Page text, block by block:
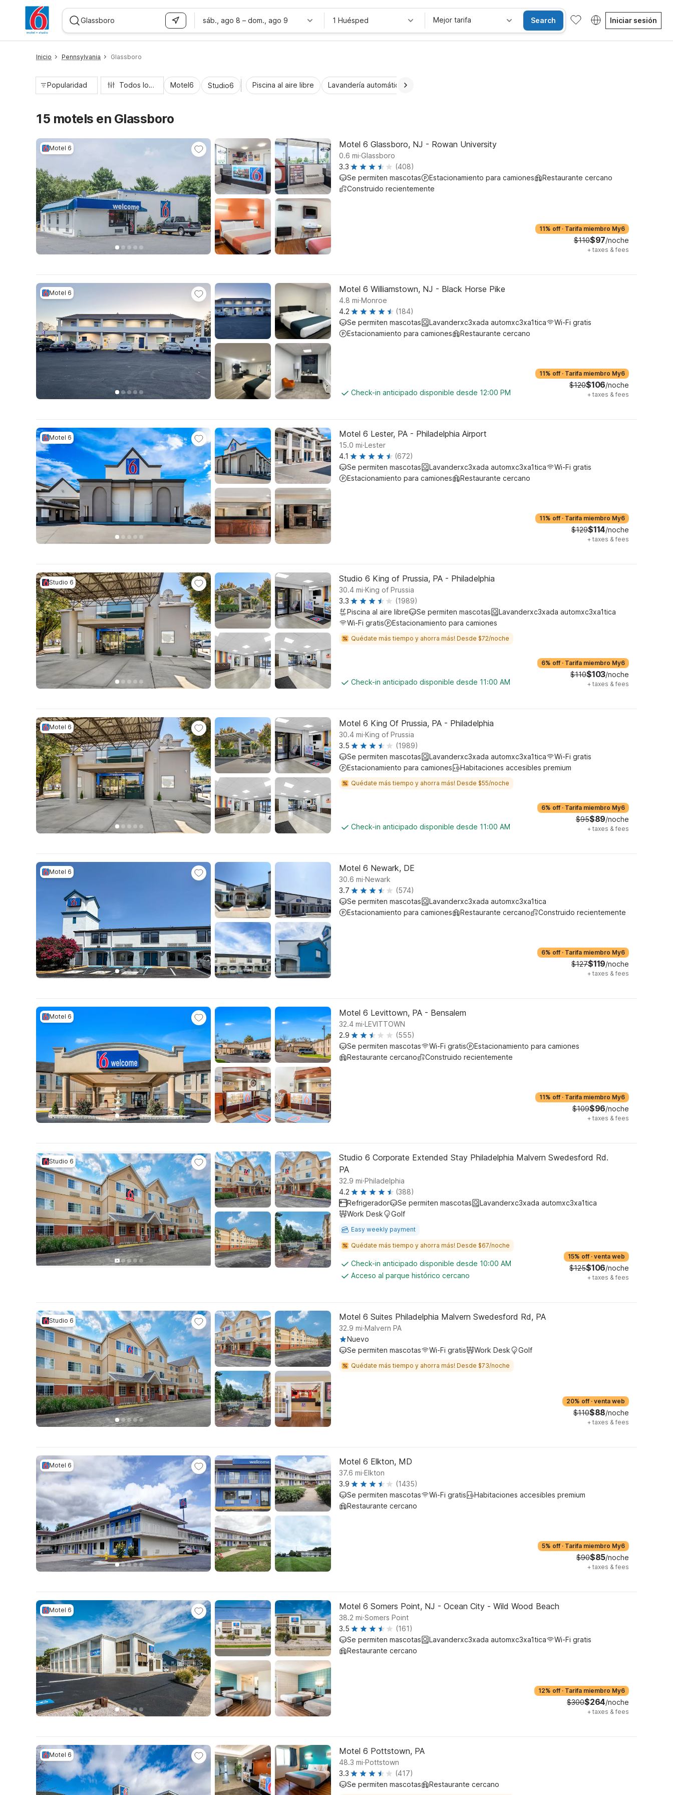
sáb., ago 8 – dom., ago 9 1 Huésped Mejor tarifa Search Iniciar sesión
Inicio Pennsylvania Glassboro
Popularidad Todos los filtros Motel6 Studio6 Piscina al aire libre Lavandería automática
15 motels en Glassboro
Motel 6 Motel 6 Glassboro, NJ - Rowan University
0.6 mi.Glassboro
3.3
(408)
Se permiten mascotas
Estacionamiento para camiones
Restaurante cercano
Construido recientemente
11% off · Tarifa miembro My6
$110$97/noche
+ taxes & fees
Motel 6 Motel 6 Williamstown, NJ - Black Horse Pike
4.8 mi.Monroe
4.2
(184)
Se permiten mascotas
Lavanderxc3xada automxc3xa1tica
Wi-Fi gratis
Estacionamiento para camiones
Restaurante cercano
Check-in anticipado disponible desde 12:00 PM
11% off · Tarifa miembro My6
$120$106/noche
+ taxes & fees
Motel 6 Motel 6 Lester, PA - Philadelphia Airport
15.0 mi.Lester
4.1
(672)
Se permiten mascotas
Lavanderxc3xada automxc3xa1tica
Wi-Fi gratis
Estacionamiento para camiones
Restaurante cercano
11% off · Tarifa miembro My6
$129$114/noche
+ taxes & fees
Studio 6 Studio 6 King of Prussia, PA - Philadelphia
30.4 mi.King of Prussia
3.3
(1989)
Piscina al aire libre
Se permiten mascotas
Lavanderxc3xada automxc3xa1tica
Wi-Fi gratis
Estacionamiento para camiones
Quédate más tiempo y ahorra más! Desde $72/noche
Check-in anticipado disponible desde 11:00 AM
6% off · Tarifa miembro My6
$110$103/noche
+ taxes & fees
Motel 6 Motel 6 King Of Prussia, PA - Philadelphia
30.4 mi.King of Prussia
3.5
(1989)
Se permiten mascotas
Lavanderxc3xada automxc3xa1tica
Wi-Fi gratis
Estacionamiento para camiones
Habitaciones accesibles premium
Quédate más tiempo y ahorra más! Desde $55/noche
Check-in anticipado disponible desde 11:00 AM
6% off · Tarifa miembro My6
$95$89/noche
+ taxes & fees
Motel 6 Motel 6 Newark, DE
30.6 mi.Newark
3.7
(574)
Se permiten mascotas
Lavanderxc3xada automxc3xa1tica
Estacionamiento para camiones
Restaurante cercano Construido recientemente
6% off · Tarifa miembro My6
$127$119/noche
+ taxes & fees
Motel 6 Motel 6 Levittown, PA - Bensalem
32.4 mi.LEVITTOWN
2.9
(555)
Se permiten mascotas
Wi-Fi gratis
Estacionamiento para camiones
Restaurante cercano
Construido recientemente
11% off · Tarifa miembro My6
$109$96/noche
+ taxes & fees
Studio 6
Studio 6 Corporate Extended Stay Philadelphia Malvern Swedesford Rd.
PA
32.9 mi.Philadelphia
4.2
(388)
Refrigerador
Se permiten mascotas
Lavanderxc3xada automxc3xa1tica
Work Desk
Golf
Easy weekly payment
Quédate más tiempo y ahorra más! Desde $67/noche
Check-in anticipado disponible desde 10:00 AM
Acceso al parque histórico cercano
15% off · venta web
$125$106/noche
+ taxes & fees
Studio 6 Motel 6 Suites Philadelphia Malvern Swedesford Rd, PA
32.9 mi.Malvern PA
Nuevo
Se permiten mascotas
Wi-Fi gratis Work Desk Golf
Quédate más tiempo y ahorra más! Desde $73/noche
20% off · venta web
$110$88/noche
+ taxes & fees
Motel 6 Motel 6 Elkton, MD
37.6 mi.Elkton
3.9
(1435)
Se permiten mascotas
Wi-Fi gratis
Habitaciones accesibles premium
Restaurante cercano
5% off · Tarifa miembro My6
$90$85/noche
+ taxes & fees
Motel 6 Motel 6 Somers Point, NJ - Ocean City - Wild Wood Beach
38.2 mi.Somers Point
3.5
(161)
Se permiten mascotas
Lavanderxc3xada automxc3xa1tica
Wi-Fi gratis
Restaurante cercano
12% off · Tarifa miembro My6
$300$264/noche
+ taxes & fees
Motel 6 Motel 6 Pottstown, PA
48.3 mi.Pottstown
3.3
(417)
Se permiten mascotas
Restaurante cercano